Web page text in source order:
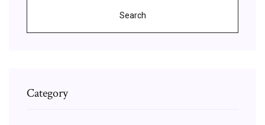
Search
Category